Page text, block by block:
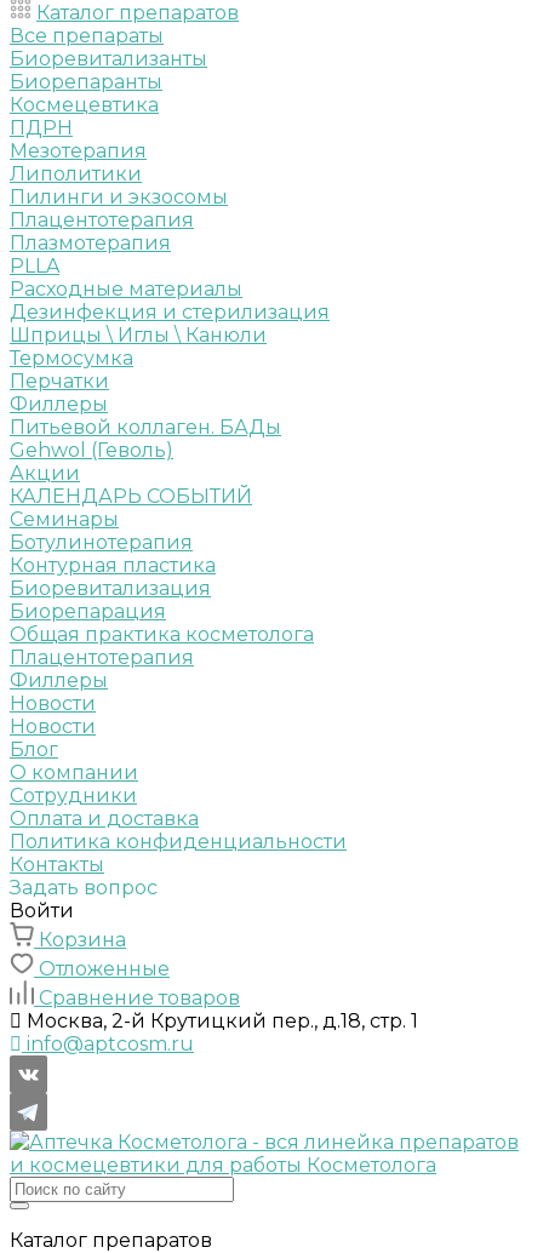
Каталог препаратов
Все препараты
Биоревитализанты
Биорепаранты
Космецевтика
ПДРН
Мезотерапия
Липолитики
Пилинги и экзосомы
Плацентотерапия
Плазмотерапия
PLLA
Расходные материалы
Дезинфекция и стерилизация
Шприцы \ Иглы \ Канюли
Термосумка
Перчатки
Филлеры
Питьевой коллаген. БАДы
Gehwol (Геволь)
Акции
КАЛЕНДАРЬ СОБЫТИЙ
Семинары
Ботулинотерапия
Контурная пластика
Биоревитализация
Биорепарация
Общая практика косметолога
Плацентотерапия
Филлеры
Новости
Новости
Блог
О компании
Сотрудники
Оплата и доставка
Политика конфиденциальности
Контакты
Задать вопрос
Войти
Корзина
Отложенные
Сравнение товаров
Москва, 2-й Крутицкий пер., д.18, стр. 1
info@aptcosm.ru
Каталог препаратов